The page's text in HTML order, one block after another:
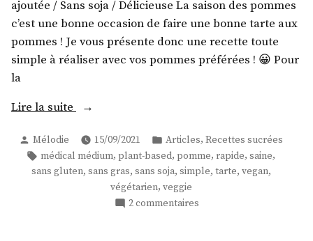
ajoutée / Sans soja / Délicieuse La saison des pommes
c’est une bonne occasion de faire une bonne tarte aux
pommes ! Je vous présente donc une recette toute
simple à réaliser avec vos pommes préférées ! 😀 Pour
la
Lire la suite
« Tarte
pommes
vegan
et
Publié
par
Mélodie 15/09/2021
Publié
dans
Articles, Recettes sucrées
Étiquettes :
médical médium, plant-based, pomme, rapide, saine,
sans gluten, sans gras, sans soja, simple, tarte, vegan,
végétarien, veggie
2 commentairessur